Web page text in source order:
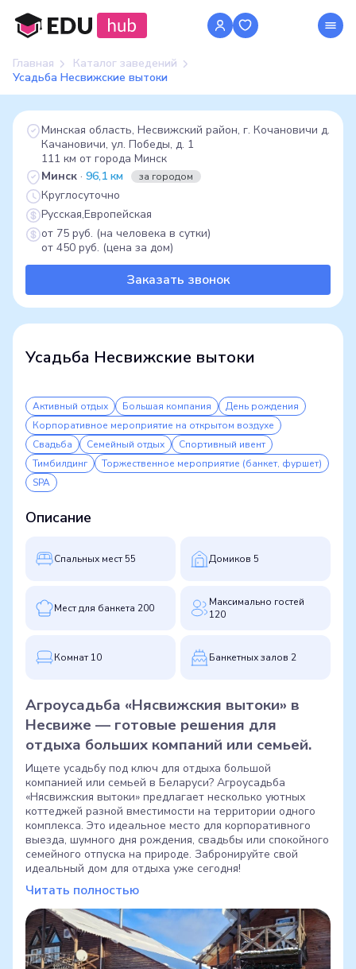
Главная
Каталог заведений
Усадьба Несвижские вытоки
Усадьба Несвижские вытоки
Активный отдых Большая компания
День рождения
Корпоративное мероприятие на открытом воздухе
Свадьба
Семейный отдых
Спортивный ивент
Тимбилдинг
Торжественное мероприятие (банкет, фуршет)
SPA
Описание
Cпальных мест 55 Домиков 5
Мест для банкета 200
Максимально гостей
120
Комнат 10 Банкетных залов 2
Агроусадьба «Нясвижския вытоки» в
Несвиже — готовые решения для
отдыха больших компаний или семьей.
Ищете усадьбу под ключ для отдыха большой
компанией или семьей в Беларуси? Агроусадьба
«Нясвижския вытоки» предлагает несколько уютных
коттеджей разной вместимости на территории одного
комплекса. Это идеальное место для корпоративного
выезда, шумного дня рождения, свадьбы или спокойного
семейного отпуска на природе. Забронируйте свой
идеальный дом для отдыха уже сегодня!
Читать полностью
Минская область, Несвижский район, г. Кочановичи д.
Качановичи, ул. Победы, д. 1
111 км от города Минск
Минск · 96,1 км за городом
Круглосуточно
Русская,Европейская
от 75 руб. (на человека в сутки)
от 450 руб. (цена за дом)
Заказать звонок